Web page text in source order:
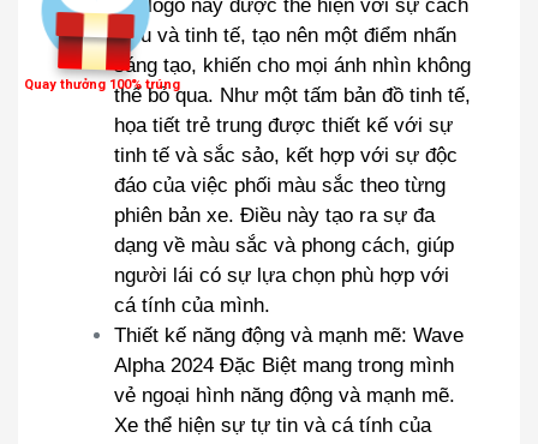
xe, logo này được thể hiện với sự cách
điệu và tinh tế, tạo nên một điểm nhấn
sáng tạo, khiến cho mọi ánh nhìn không
thể bỏ qua. Như một tấm bản đồ tinh tế,
họa tiết trẻ trung được thiết kế với sự
tinh tế và sắc sảo, kết hợp với sự độc
đáo của việc phối màu sắc theo từng
phiên bản xe. Điều này tạo ra sự đa
dạng về màu sắc và phong cách, giúp
người lái có sự lựa chọn phù hợp với
cá tính của mình.
Thiết kế năng động và mạnh mẽ: Wave
Alpha 2024 Đặc Biệt mang trong mình
vẻ ngoại hình năng động và mạnh mẽ.
Xe thể hiện sự tự tin và cá tính của
Quay thưởng 100% trúng